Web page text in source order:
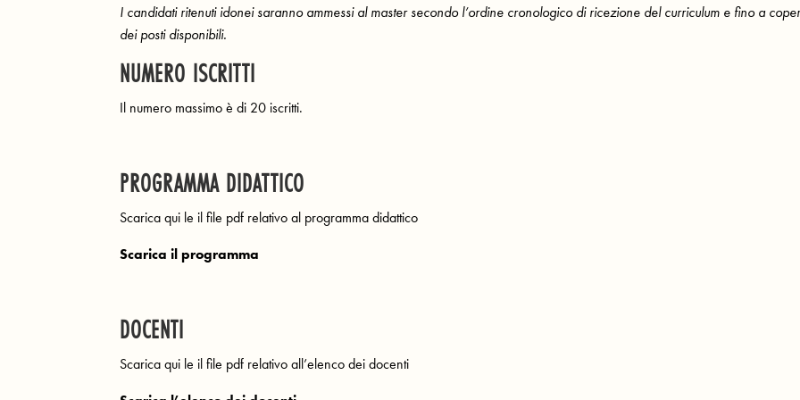
I candidati ritenuti idonei saranno ammessi al master secondo l’ordine cronologico di ricezione del curriculum e fino a
dei posti disponibili.
NUMERO ISCRITTI
Il numero massimo è di 20 iscritti.
PROGRAMMA DIDATTICO
Scarica qui le il file pdf relativo al programma didattico
Scarica il programma
DOCENTI
Scarica qui le il file pdf relativo all’elenco dei docenti